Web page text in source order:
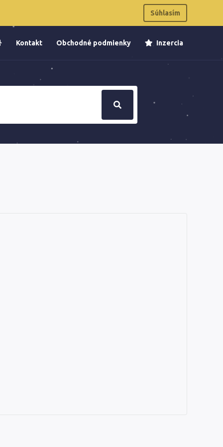
Súhlasím
Kontakt Obchodné podmienky Inzercia